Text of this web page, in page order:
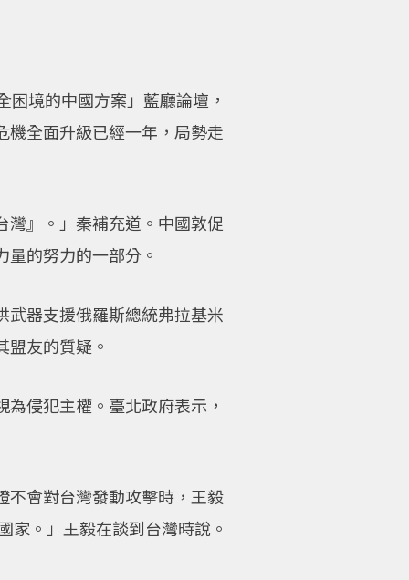
境的中國方案」藍廳論壇，
機全面升級已經一年，局勢走
灣』。」秦補充道。中國敦促
的努力的一部分。
武器支援俄羅斯總統弗拉基米
友的質疑。
侵犯主權。臺北政府表示，
不會對台灣發動攻擊時，王毅
家。」王毅在談到台灣時說。